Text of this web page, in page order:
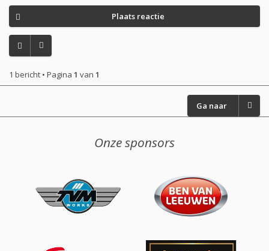
Plaats reactie
1 bericht • Pagina 1 van 1
Ga naar
Onze sponsors